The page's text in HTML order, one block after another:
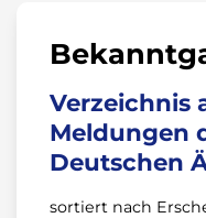
Verzeichnis
Meldungen
Deutschen
sortiert nach